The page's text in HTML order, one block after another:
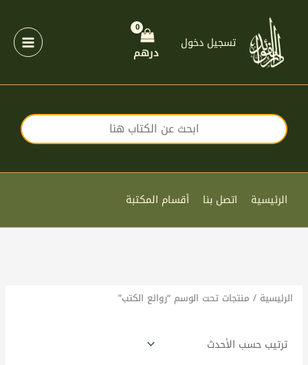
المحتوى
تسجيل دخول
درهم
الرئيسية اتصل بنا أقسام المكتبة
الرئيسية / منتجات تحت الوسم “روائع الكتب”